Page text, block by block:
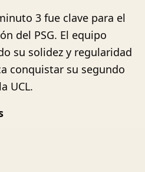
3 fue clave para el
del PSG. El equipo
su solidez y regularidad
conquistar su segundo
UCL.